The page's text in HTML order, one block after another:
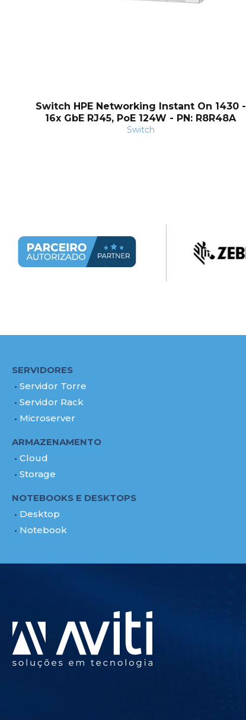
Switch HPE Networking Instant On 1430 -
16x GbE RJ45, PoE 124W - PN: R8R48A
Switch
SERVIDORES
Servidor Torre
Servidor Rack
Microserver
ARMAZENAMENTO
Cloud
Storage
NOTEBOOKS E DESKTOPS
Desktop
Notebook